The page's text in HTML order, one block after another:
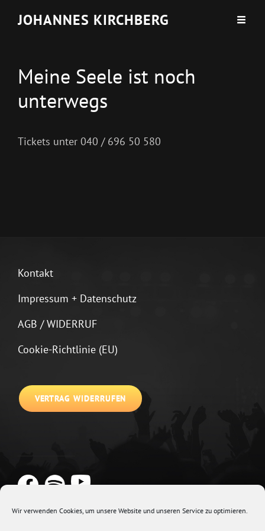
Wir verwenden Cookies, um unsere Website und unseren Service zu optimieren.
JOHANNES KIRCHBERG
Meine Seele ist noch
unterwegs
Tickets unter 040 / 696 50 580
Kontakt
Impressum + Datenschutz
AGB / WIDERRUF
Cookie-Richtlinie (EU)
VERTRAG WIDERRUFEN